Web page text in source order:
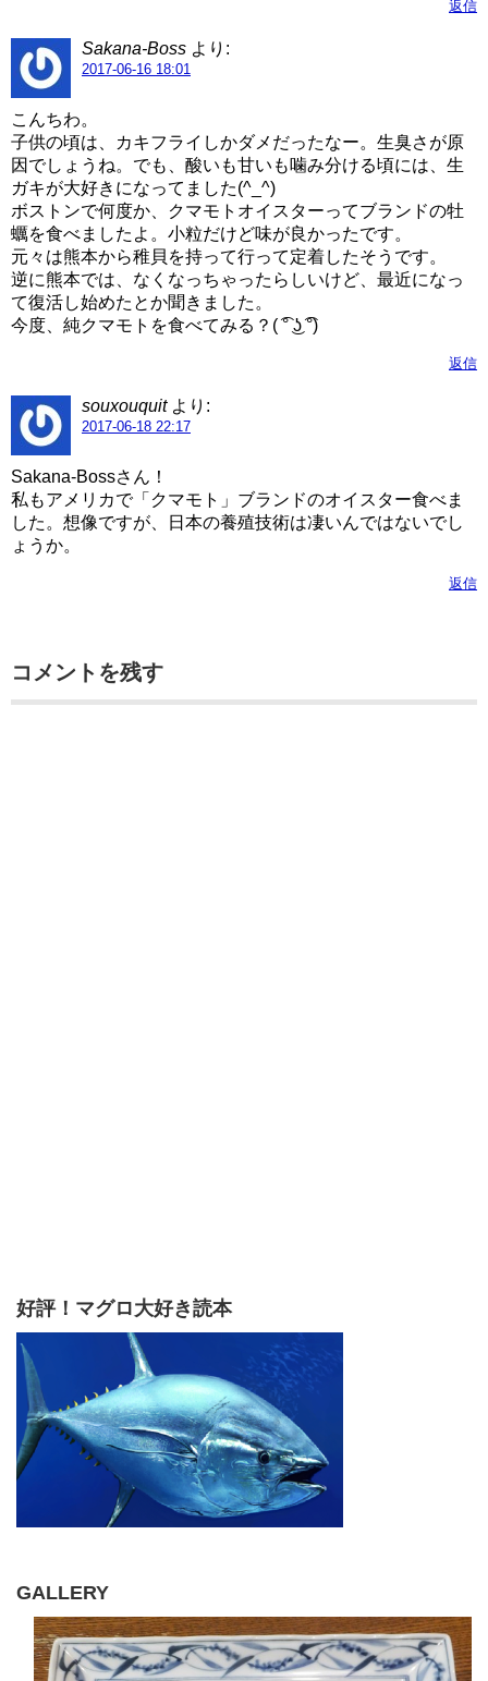
返信
Sakana-Boss より:
2017-06-16 18:01
こんちわ。
子供の頃は、カキフライしかダメだったなー。生臭さが原
因でしょうね。でも、酸いも甘いも噛み分ける頃には、生
ガキが大好きになってました(^_^)
ボストンで何度か、クマモトオイスターってブランドの牡
蠣を食べましたよ。小粒だけど味が良かったです。
元々は熊本から稚貝を持って行って定着したそうです。
逆に熊本では、なくなっちゃったらしいけど、最近になっ
て復活し始めたとか聞きました。
今度、純クマモトを食べてみる？( ͡° ͜ʖ ͡°)
返信
souxouquit より:
2017-06-18 22:17
Sakana-Bossさん！
私もアメリカで「クマモト」ブランドのオイスター食べま
した。想像ですが、日本の養殖技術は凄いんではないでし
ょうか。
返信
コメントを残す
好評！マグロ大好き読本
GALLERY